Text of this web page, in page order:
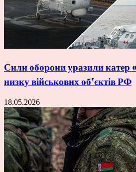
Сили оборони уразили катер
низку військових об’єктів РФ
18.05.2026